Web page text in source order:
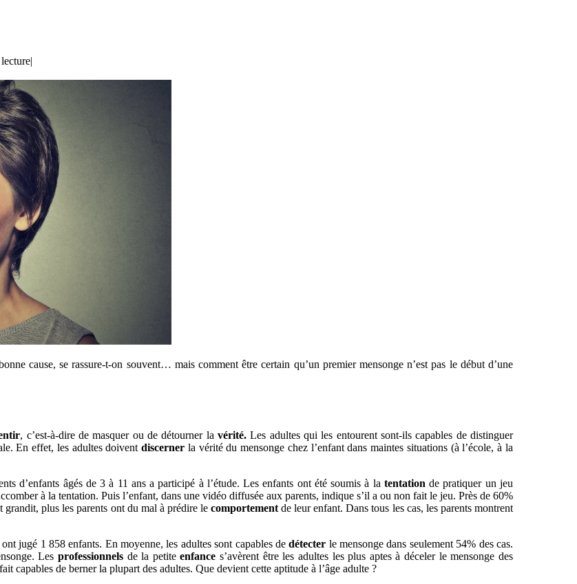
|
cause, se rassure-t-on souvent… mais comment être certain qu’un premier mensonge n’est pas le début d’une
, c’est-à-dire de masquer ou de détourner lavérité. Les adultes qui les entourent sont-ils capables de distinguer
En effet, les adultes doiventdiscerner la vérité du mensonge chez l’enfant dans maintes situations (à l’école, à la
d’enfants âgés de 3 à 11 ans a participé à l’étude. Les enfants ont été soumis à la tentationde pratiquer un jeu
à la tentation. Puis l’enfant, dans une vidéo diffusée aux parents, indique s’il a ou non fait le jeu. Près de 60%
grandit, plus les parents ont du mal à prédire lecomportement de leur enfant. Dans tous les cas, les parents montrent
jugé 1 858 enfants. En moyenne, les adultes sont capables dedétecter le mensonge dans seulement 54% des cas.
Les professionnelsde la petiteenfance s’avèrent être les adultes les plus aptes à déceler le mensonge des
capables de berner la plupart des adultes. Que devient cette aptitude à l’âge adulte ?